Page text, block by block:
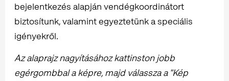
bejelentkezés alapján vendégkoordinátort
biztosítunk, valamint egyeztetünk a speciális
igényekről.
Az alaprajz nagyításához kattinston jobb
egérgombbal a képre, majd válassza a "Kép